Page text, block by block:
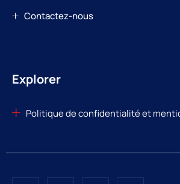
Contactez-nous
Explorer
Politique de confidentialité et